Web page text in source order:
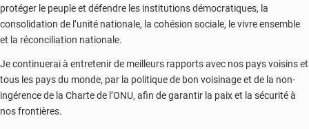
protéger le peuple et défendre les institutions démocratiques, la
consolidation de l’unité nationale, la cohésion sociale, le vivre ensemble
et la réconciliation nationale.
Je continuerai à entretenir de meilleurs rapports avec nos pays voisins et
tous les pays du monde, par la politique de bon voisinage et de la non-
ingérence de la Charte de l’ONU, afin de garantir la paix et la sécurité à
nos frontières.